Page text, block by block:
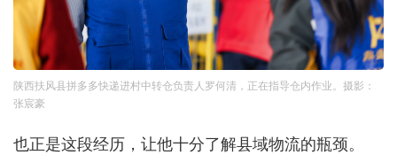
陕西扶风县拼多多快递进村中转仓负责人罗何清，正在指导仓内作业。摄影：
张宸豪
也正是这段经历，让他十分了解县域物流的瓶颈。